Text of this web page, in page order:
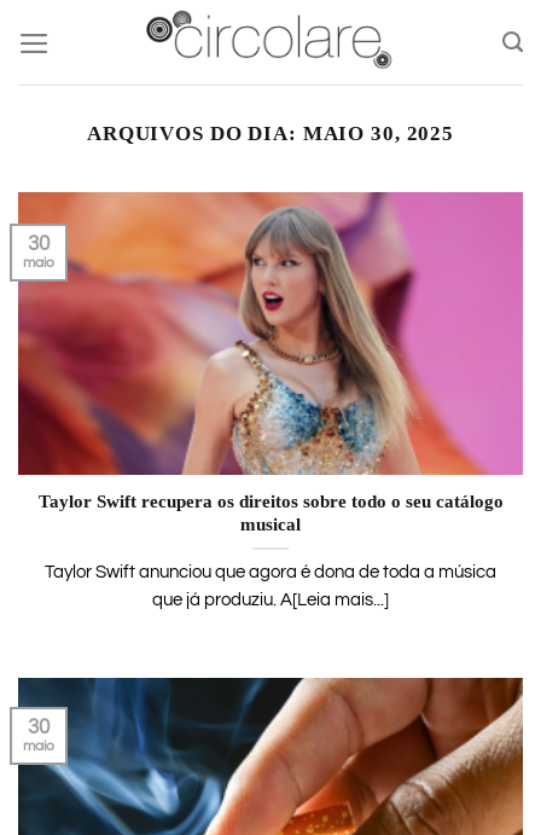
content
ARQUIVOS DO DIA: MAIO 30, 2025
Taylor Swift recupera os direitos sobre todo o seu catálogo
musical
Taylor Swift anunciou que agora é dona de toda a música
que já produziu. A[Leia mais...]
30
maio
30
maio